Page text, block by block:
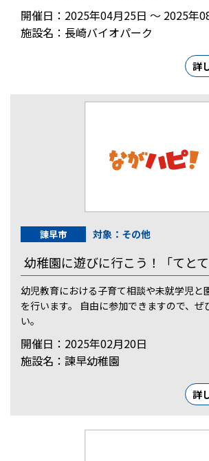
開催日：2025年04月25日 ～ 2025年
施設名：長崎バイオパーク
詳
諫早市 対象：その他
幼稚園に遊びに行こう！「てとて
幼児教育における子育て相談や未就学児と
を行います。 自由に参加できますので、ぜ
い。
開催日：2025年02月20日
施設名：諫早幼稚園
詳